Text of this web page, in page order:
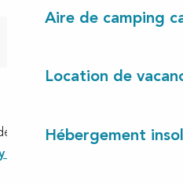
Aire de camping
Location de
Hébergement
40260 Castets
rendre